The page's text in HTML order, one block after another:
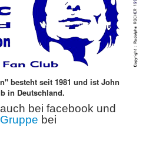
besteht seit 1981 und ist John
in Deutschland.
bei facebook und
Gruppe bei